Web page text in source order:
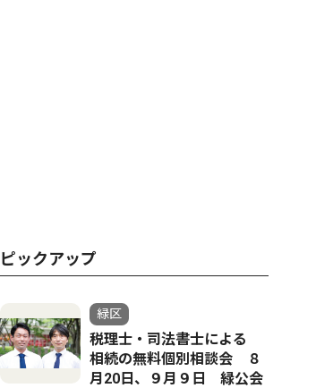
ピックアップ
緑区
税理士・司法書士による
相続の無料個別相談会 ８
月20日、９月９日 緑公会